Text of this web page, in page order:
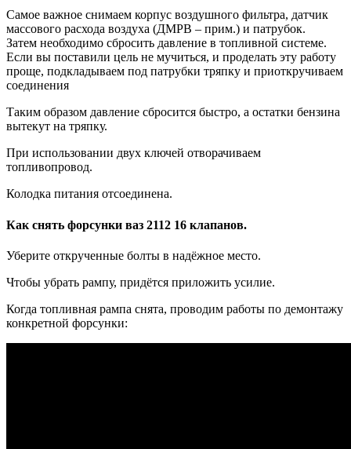
Самое важное снимаем корпус воздушного фильтра, датчик
массового расхода воздуха (ДМРВ – прим.) и патрубок.
Затем необходимо сбросить давление в топливной системе.
Если вы поставили цель не мучиться, и проделать эту работу
проще, подкладываем под патрубки тряпку и приоткручиваем
соединения
Таким образом давление сбросится быстро, а остатки бензина
вытекут на тряпку.
При использовании двух ключей отворачиваем
топливопровод.
Колодка питания отсоединена.
Как снять форсунки ваз 2112 16 клапанов.
Уберите открученные болты в надёжное место.
Чтобы убрать рампу, придётся приложить усилие.
Когда топливная рампа снята, проводим работы по демонтажу
конкретной форсунки: